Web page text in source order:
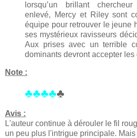
lorsqu’un brillant
enlevé, Mercy et Riley sont
équipe pour retrouver le jeune
ses mystérieux ravisseurs
Aux prises avec un terrible
dominants devront accepter les
Note :
♣♣♣♣♣
Avis :
L'auteur continue à dérouler le fil
un peu plus l'intrigue principale.